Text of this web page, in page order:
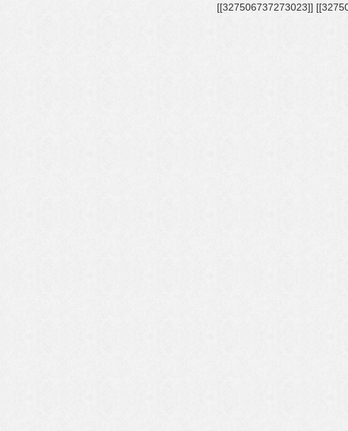
[[327506640606366]] [[327506670606363]] [[327506707273026]] [[327506737273023]]